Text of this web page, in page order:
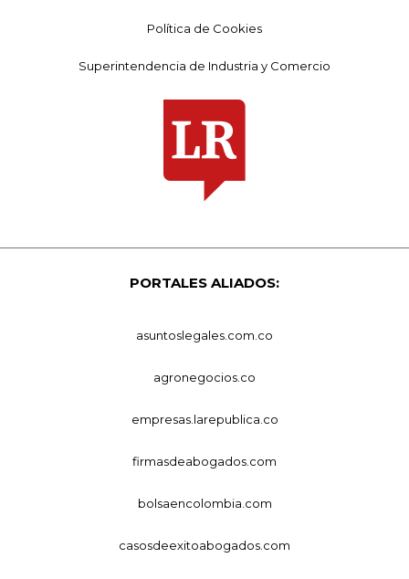
Política de Cookies
Superintendencia de Industria y Comercio
PORTALES ALIADOS:
asuntoslegales.com.co
agronegocios.co
empresas.larepublica.co
firmasdeabogados.com
bolsaencolombia.com
casosdeexitoabogados.com